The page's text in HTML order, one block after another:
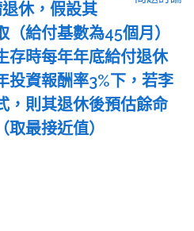
休，假設其
給付基數為45個月）
存時每年年底給付退休
投資報酬率3%下，若李
，則其退休後預估餘命
最接近值）